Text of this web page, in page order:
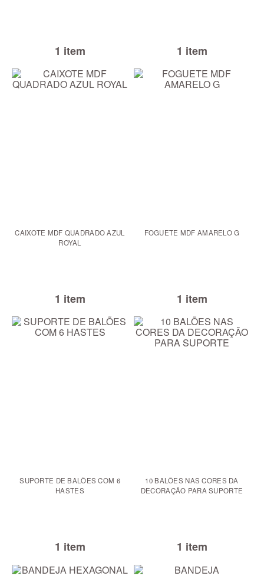
1 item 1 item
CAIXOTE MDF QUADRADO AZUL
ROYAL
1 item
FOGUETE MDF AMARELO G
1 item
SUPORTE DE BALÕES COM 6
HASTES
1 item
10 BALÕES NAS CORES DA
DECORAÇÃO PARA SUPORTE
1 item